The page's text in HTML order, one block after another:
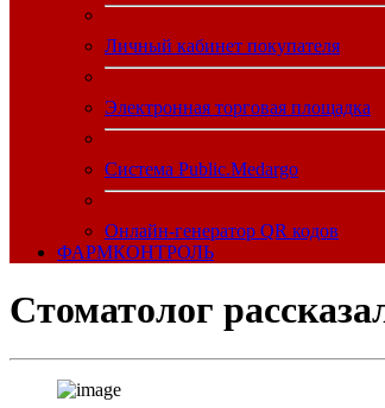
Личный кабинет покупателя
Электронная торговая площадка
Система Public.Medargo
Онлайн-генератор QR кодов
ФАРМКОНТРОЛЬ
Стоматолог